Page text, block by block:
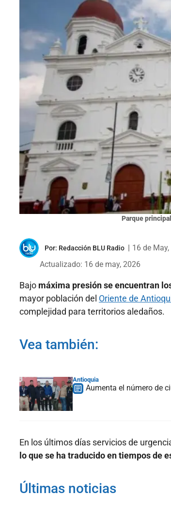
Parque
Por: Redacción BLU Radio
16 de
Actualizado: 16 de may, 2026
Bajo máxima presión se encuentran
mayor población del Oriente de
complejidad para territorios aledaños.
Vea también:
Antioquia
Aumenta el número de
En los últimos días servicios de
lo que se ha traducido en tiempos de
Últimas noticias